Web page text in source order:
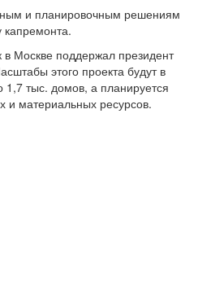
и планировочным решениям
Москве поддержал президент
этого проекта будут в
тыс. домов, а планируется
и материальных ресурсов.